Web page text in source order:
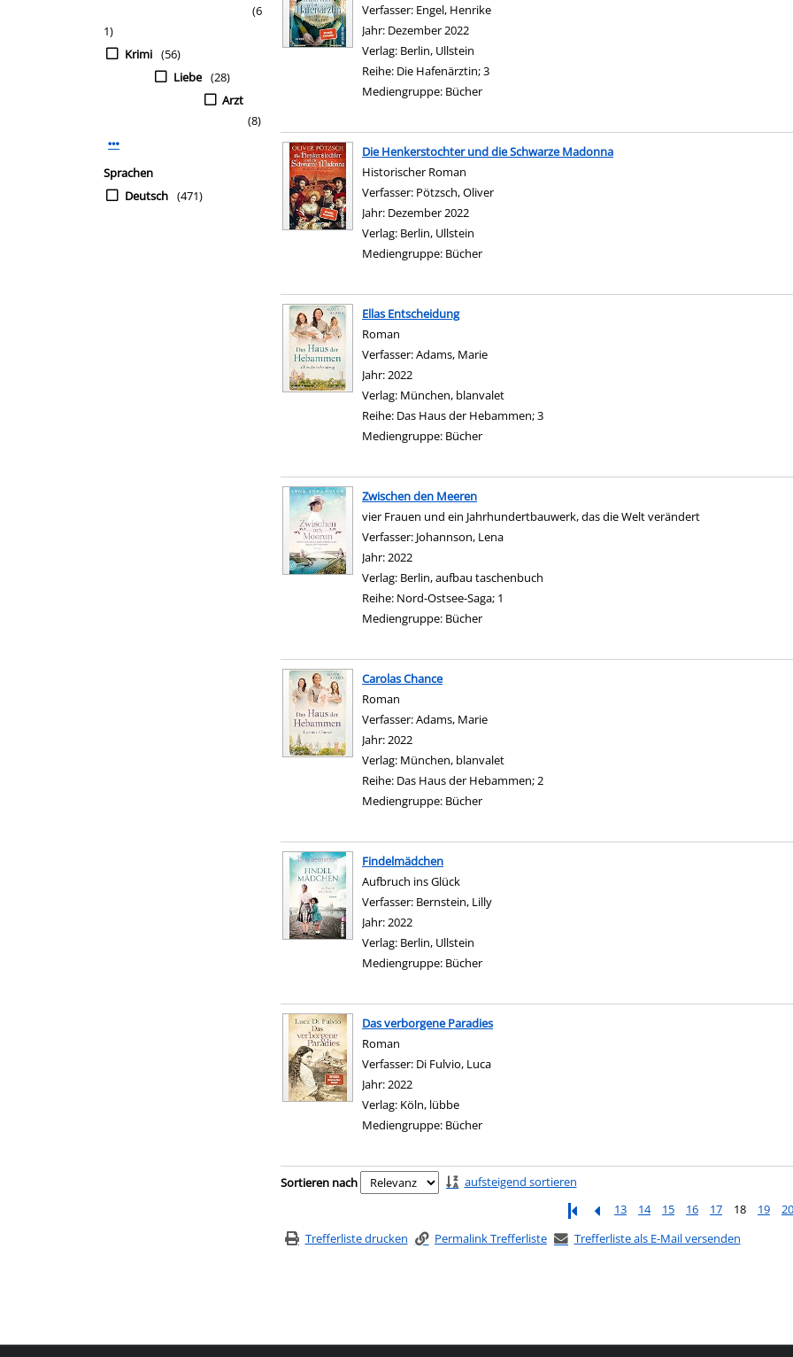
(6
1)
Krimi (56)
Liebe (28)
Arzt
(8)
Mehr Interessenkreis-Filter anzeigen
Sprachen
Deutsch (471)
Verfasser: Engel, Henrike
Jahr: Dezember 2022
Verlag: Berlin, Ullstein
Reihe: Die Hafenärztin; 3
Mediengruppe: Bücher
Die Henkerstochter und die Schwarze Madonna
Historischer Roman
Verfasser: Pötzsch, Oliver
Jahr: Dezember 2022
Verlag: Berlin, Ullstein
Mediengruppe: Bücher
Ellas Entscheidung
Roman
Verfasser:Adams, Marie
Jahr:2022
Verlag: München, blanvalet
Reihe: Das Haus der Hebammen; 3
Mediengruppe: Bücher
Zwischen den Meeren
vier Frauen und ein Jahrhundertbauwerk, das die Welt verändert
Verfasser: Johannson, Lena
Jahr:2022
Verlag: Berlin, aufbau taschenbuch
Reihe: Nord-Ostsee-Saga; 1
Mediengruppe: Bücher
Carolas Chance
Roman
Verfasser:Adams, Marie
Jahr:2022
Verlag: München, blanvalet
Reihe: Das Haus der Hebammen; 2
Mediengruppe: Bücher
Findelmädchen
Aufbruch ins Glück
Verfasser: Bernstein, Lilly
Jahr:2022
Verlag: Berlin, Ullstein
Mediengruppe: Bücher
Das verborgene Paradies
Roman
Verfasser: Di Fulvio, Luca
Jahr:2022
Verlag: Köln, lübbe
Mediengruppe: Bücher
Zu den Suchfiltern springen
Sortieren nach
aufsteigend sortieren
13
14 15 16 17 18 19 20
Trefferliste drucken
Permalink Trefferliste Trefferliste als E-Mail versenden